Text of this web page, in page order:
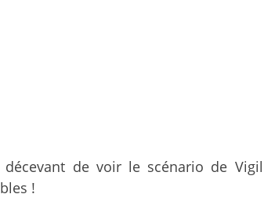
décevant de voir le scénario de
!